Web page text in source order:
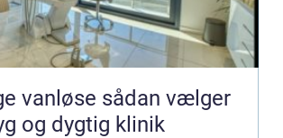
sådan vælger
og dygtig klinik